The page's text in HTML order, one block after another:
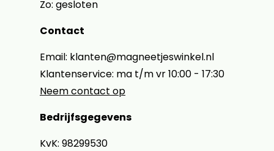
Zo: gesloten
Contact
Email: klanten@magneetjeswinkel.nl
Klantenservice: ma t/m vr 10:00 - 17:30
Neem contact op
Bedrijfsgegevens
KvK: 98299530